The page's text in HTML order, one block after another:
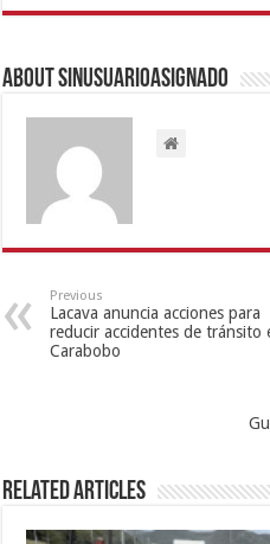
About sinusuarioasignado
Previous
Lacava anuncia acciones para
reducir accidentes de tránsito
Carabobo
Related Articles